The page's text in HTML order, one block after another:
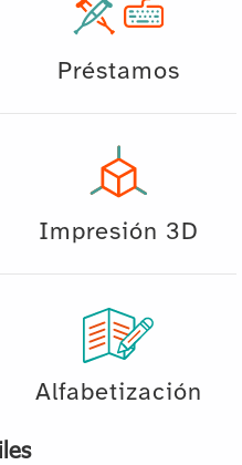
Préstamos
Impresión 3D
Alfabetización